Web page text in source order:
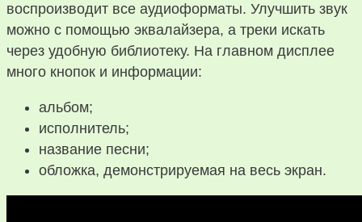
воспроизводит все аудиоформаты. Улучшить звук
можно с помощью эквалайзера, а треки искать
через удобную библиотеку. На главном дисплее
много кнопок и информации:
альбом;
исполнитель;
название песни;
обложка, демонстрируемая на весь экран.